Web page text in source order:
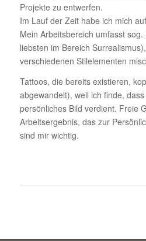
Projekte zu entwerfen.
Im Lauf der Zeit habe ich mich
Mein Arbeitsbereich umfasst
liebsten im Bereich
verschiedenen Stilelementen
Tattoos, die bereits existieren,
abgewandelt), weil ich finde,
persönliches Bild verdient. Freie
Arbeitsergebnis, das zur
sind mir wichtig.